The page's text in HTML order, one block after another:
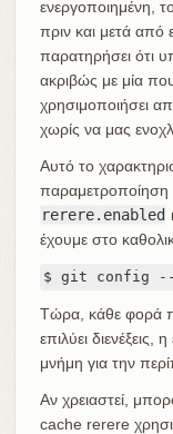
ενεργοποιημένη,
πριν και μετά από
παρατηρήσει ότι
ακριβώς με μία
χρησιμοποιήσει
χωρίς να μας
Αυτό το
παραμετροποίηση
rerere.enabled
έχουμε στο
$ git config --
Τώρα, κάθε φορά
επιλύει
μνήμη για την
Αν χρειαστεί,
cache rerere